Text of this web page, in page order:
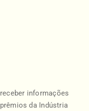
informações
da Indústria